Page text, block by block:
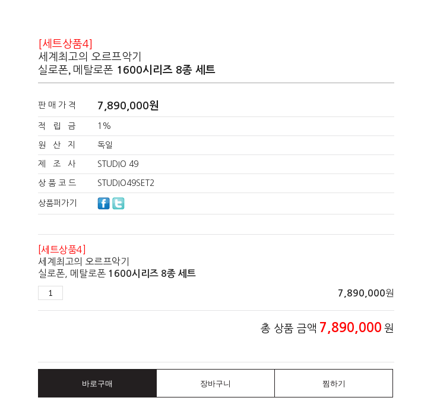
[세트상품4]
세계최고의 오르프악기
실로폰, 메탈로폰 1600시리즈 8종 세트
판 매 가 격 7,890,000원
적 립 금 1%
원 산 지 독일
제 조 사 STUDIO 49
상 품 코 드 STUDIO49SET2
상품퍼가기
[세트상품4]
세계최고의 오르프악기
실로폰, 메탈로폰 1600시리즈 8종 세트
7,890,000원
총 상품 금액 7,890,000 원
바로구매 장바구니 찜하기